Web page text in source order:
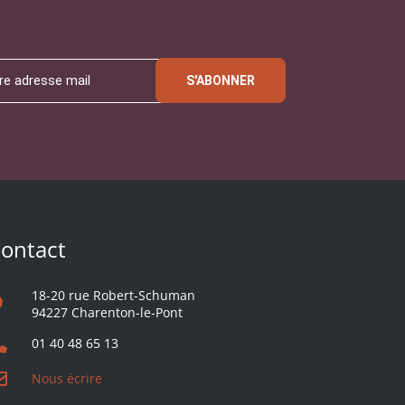
S'ABONNER
18-20 rue Robert-Schuman
94227 Charenton-le-Pont
01 40 48 65 13
Nous écrire